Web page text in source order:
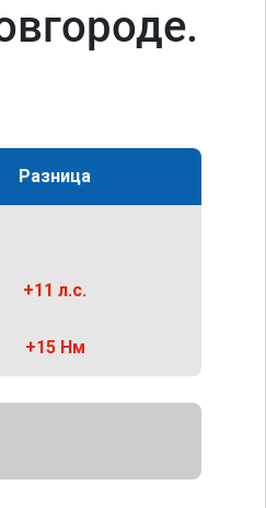
Разница
+11 л.с.
+15 Нм